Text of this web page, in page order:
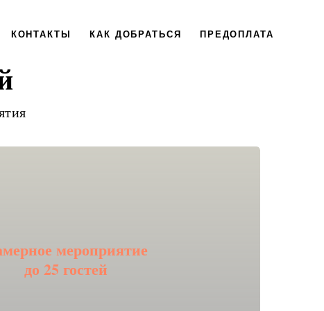
КОНТАКТЫ КАК ДОБРАТЬСЯ ПРЕДОПЛАТА
мероприятие
до 25 гостей
Подробнее